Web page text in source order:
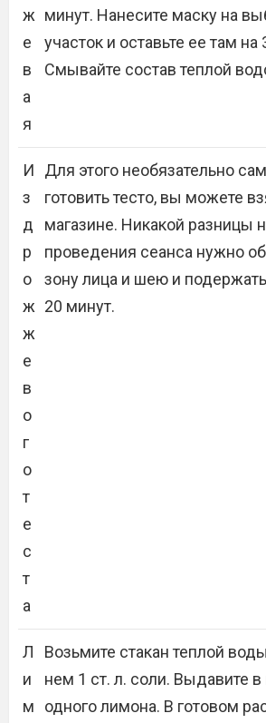
ж
е
в
а
я
минут. Нанесите маску на
участок и оставьте ее там на
Смывайте состав теплой
И
з
д
р
о
ж
ж
е
в
о
г
о
т
е
с
т
а
Для этого необязательно
готовить тесто, вы можете
магазине. Никакой разницы
проведения сеанса нужно
зону лица и шею и
20 минут.
Л
и
м
Возьмите стакан теплой
нем 1 ст. л. соли. Выдавите в
одного лимона. В готовом